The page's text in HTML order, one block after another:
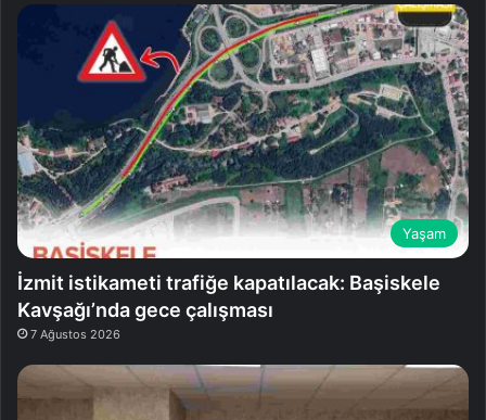
Yaşam
İzmit istikameti trafiğe kapatılacak: Başiskele
Kavşağı’nda gece çalışması
7 Ağustos 2026